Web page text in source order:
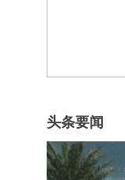
头条要闻